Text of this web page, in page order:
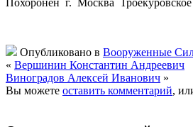
Опубликовано в Вооруженные
« Вершинин Константин Андреевич
Виноградов Алексей Иванович »
Вы можете оставить комментарий,